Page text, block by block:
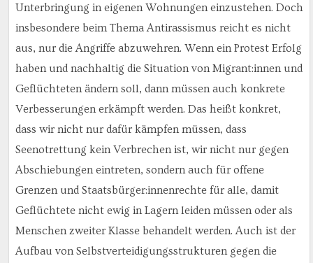
Unterbringung in eigenen Wohnungen einzustehen. Doch
insbesondere beim Thema Antirassismus reicht es nicht
aus, nur die Angriffe abzuwehren. Wenn ein Protest Erfolg
haben und nachhaltig die Situation von Migrant:innen und
Geflüchteten ändern soll, dann müssen auch konkrete
Verbesserungen erkämpft werden. Das heißt konkret,
dass wir nicht nur dafür kämpfen müssen, dass
Seenotrettung kein Verbrechen ist, wir nicht nur gegen
Abschiebungen eintreten, sondern auch für offene
Grenzen und Staatsbürger:innenrechte für alle, damit
Geflüchtete nicht ewig in Lagern leiden müssen oder als
Menschen zweiter Klasse behandelt werden. Auch ist der
Aufbau von Selbstverteidigungsstrukturen gegen die